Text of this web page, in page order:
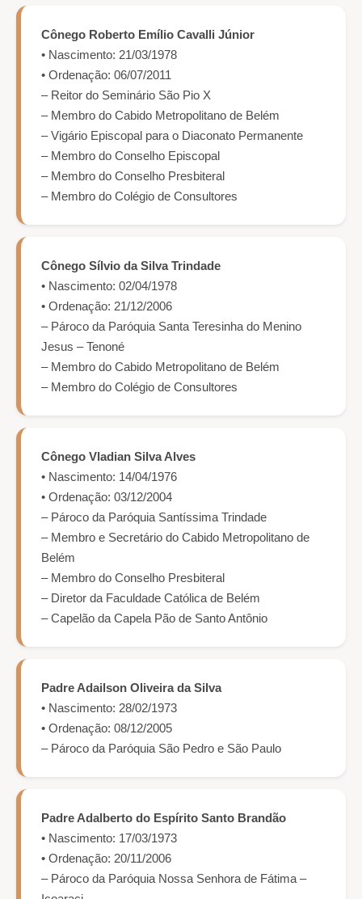
Cônego Roberto Emílio Cavalli Júnior
• Nascimento: 21/03/1978
• Ordenação: 06/07/2011
– Reitor do Seminário São Pio X
– Membro do Cabido Metropolitano de Belém
– Vigário Episcopal para o Diaconato Permanente
– Membro do Conselho Episcopal
– Membro do Conselho Presbiteral
– Membro do Colégio de Consultores
Cônego Sílvio da Silva Trindade
• Nascimento: 02/04/1978
• Ordenação: 21/12/2006
– Pároco da Paróquia Santa Teresinha do Menino
Jesus – Tenoné
– Membro do Cabido Metropolitano de Belém
– Membro do Colégio de Consultores
Cônego Vladian Silva Alves
• Nascimento: 14/04/1976
• Ordenação: 03/12/2004
– Pároco da Paróquia Santíssima Trindade
– Membro e Secretário do Cabido Metropolitano de
Belém
– Membro do Conselho Presbiteral
– Diretor da Faculdade Católica de Belém
– Capelão da Capela Pão de Santo Antônio
Padre Adailson Oliveira da Silva
• Nascimento: 28/02/1973
• Ordenação: 08/12/2005
– Pároco da Paróquia São Pedro e São Paulo
Padre Adalberto do Espírito Santo Brandão
• Nascimento: 17/03/1973
• Ordenação: 20/11/2006
– Pároco da Paróquia Nossa Senhora de Fátima –